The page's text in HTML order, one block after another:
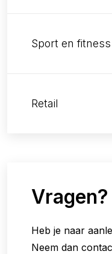
Sport en
Retail
Vragen?
Heb je naar
Neem dan